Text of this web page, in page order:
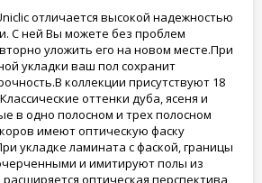
отличается высокой надежностью
С ней Вы можете без проблем
уложить его на новом месте.При
укладки ваш пол сохранит
коллекции присутствуют 18
оттенки дуба, ясеня и
в одно полосном и трех полосном
имеют оптическую фаску
укладке ламината с фаской, границы
и имитируют полы из
оптическая перспектива